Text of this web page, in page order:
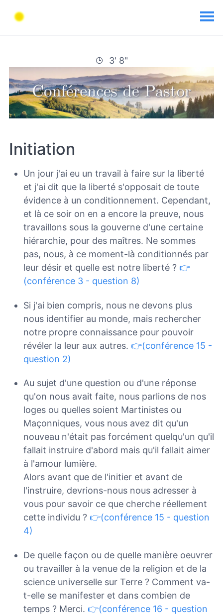
3' 8"
Initiation
Un jour j'ai eu un travail à faire sur la liberté
et j'ai dit que la liberté s'opposait de toute
évidence à un conditionnement. Cependant,
et là ce soir on en a encore la preuve, nous
travaillons sous la gouverne d'une certaine
hiérarchie, pour des maîtres. Ne sommes
pas, nous, à ce moment-là conditionnés par
leur désir et quelle est notre liberté ? 👉
(conférence 3 - question 8)
Si j'ai bien compris, nous ne devons plus
nous identifier au monde, mais rechercher
notre propre connaissance pour pouvoir
révéler la leur aux autres. 👉(conférence 15 -
question 2)
Au sujet d'une question ou d'une réponse
qu'on nous avait faite, nous parlions de nos
loges ou quelles soient Martinistes ou
Maçonniques, vous nous avez dit qu'un
nouveau n'était pas forcément quelqu'un qu'il
fallait instruire d'abord mais qu'il fallait aimer
à l'amour lumière.
Alors avant que de l'initier et avant de
l'instruire, devrions-nous nous adresser à
vous pour savoir ce que cherche réellement
cette individu ? 👉(conférence 15 - question
4)
De quelle façon ou de quelle manière oeuvrer
ou travailler à la venue de la religion et de la
science universelle sur Terre ? Comment va-
t-elle se manifester et dans combien de
temps ? Merci. 👉(conférence 16 - question